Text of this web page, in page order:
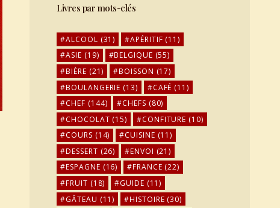
Livres par mots-clés
ALCOOL (31) APÉRITIF (11)
ASIE (19) BELGIQUE (55)
BIÈRE (21) BOISSON (17)
BOULANGERIE (13) CAFÉ (11)
CHEF (144) CHEFS (80)
CHOCOLAT (15) CONFITURE (10)
COURS (14) CUISINE (11)
DESSERT (26) ENVOI (21)
ESPAGNE (16) FRANCE (22)
FRUIT (18) GUIDE (11)
GÂTEAU (11) HISTOIRE (30)